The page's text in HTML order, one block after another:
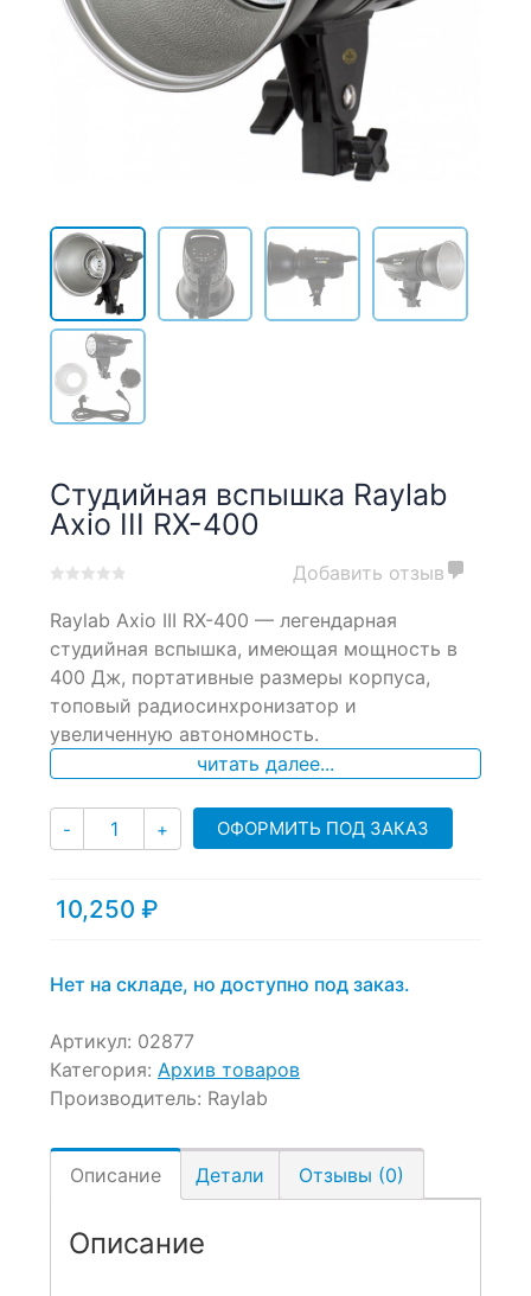
Студийная вспышка Raylab
Axio III RX-400
out
based
on
customer
ratings
Добавить отзыв
Raylab Axio III RX-400 — легендарная
студийная вспышка, имеющая мощность в
400 Дж, портативные размеры корпуса,
топовый радиосинхронизатор и
увеличенную автономность.
читать далее...
- Количество
+ ОФОРМИТЬ ПОД ЗАКАЗ
10,250 ₽
Нет на складе, но доступно под заказ.
Артикул: 02877
Категория: Архив товаров
Производитель: Raylab
Описание Детали Отзывы (0)
Описание